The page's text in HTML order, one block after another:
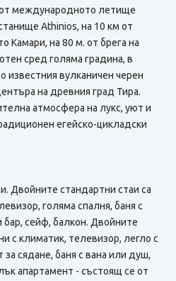
международното летище
Athinios, на 10 км от
Камари, на 80 м. от брега на
сред голяма градина, в
известния вулканичен черен
на древния град Тира.
атмосфера на лукс, уют и
егейско-цикладски
Двойните стандартни стаи са
голяма спалня, баня с
сейф, балкон. Двойните
с климатик, телевизор, легло с
сядане, баня с вана или душ,
апартамент - състоящ се от